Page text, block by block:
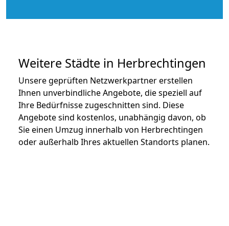
Weitere Städte in Herbrechtingen
Unsere geprüften Netzwerkpartner erstellen
Ihnen unverbindliche Angebote, die speziell auf
Ihre Bedürfnisse zugeschnitten sind. Diese
Angebote sind kostenlos, unabhängig davon, ob
Sie einen Umzug innerhalb von Herbrechtingen
oder außerhalb Ihres aktuellen Standorts planen.